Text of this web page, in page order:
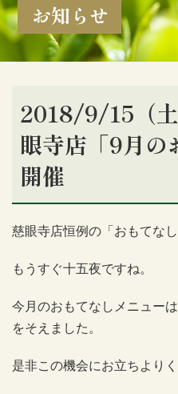
お知らせ
2018/9/15（
眼寺店「9月の
開催
慈眼寺店恒例の「おもてな
もうすぐ十五夜ですね。
今月のおもてなしメニュー
をそえました。
是非この機会にお立ちよりく